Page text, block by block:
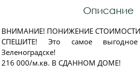
Описание
ВНИМАНИЕ! ПОНИЖЕНИЕ
СПЕШИТЕ! Это самое
Зеленоградске!
216 000/м.кв. В СДАННОМ ДОМЕ!